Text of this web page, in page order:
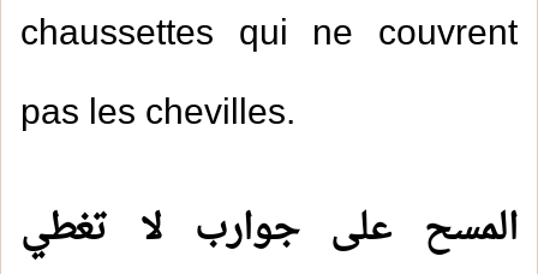
chaussettes qui ne couvrent
pas les chevilles.
المسح على جوارب لا تغطي